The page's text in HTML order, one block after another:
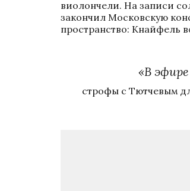
виолончели. На записи
закончил Московскую
пространство: Кнайфель
«В
строфы с Тютчевым